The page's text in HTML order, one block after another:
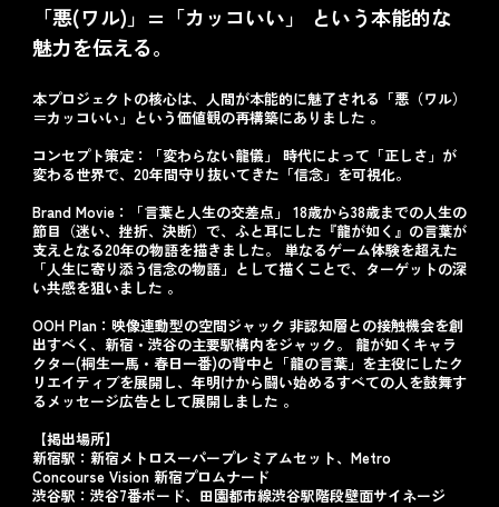
「悪(ワル)」=「カッコいい」 という本能的な
魅力を伝える。
本プロジェクトの核心は、人間が本能的に魅了される「悪（ワル）
＝カッコいい」という価値観の再構築にありました 。
コンセプト策定：「変わらない龍儀」 時代によって「正しさ」が
変わる世界で、20年間守り抜いてきた「信念」を可視化。
Brand Movie：「言葉と人生の交差点」 18歳から38歳までの人生の
節目（迷い、挫折、決断）で、ふと耳にした『龍が如く』の言葉が
支えとなる20年の物語を描きました。 単なるゲーム体験を超えた
「人生に寄り添う信念の物語」として描くことで、ターゲットの深
い共感を狙いました 。
OOH Plan：映像連動型の空間ジャック 非認知層との接触機会を創
出すべく、新宿・渋谷の主要駅構内をジャック。 龍が如くキャラ
クター(桐生一馬・春日一番)の背中と「龍の言葉」を主役にしたク
リエイティブを展開し、年明けから闘い始めるすべての人を鼓舞す
るメッセージ広告として展開しました 。
【掲出場所】
新宿駅：新宿メトロスーパープレミアムセット、Metro
Concourse Vision 新宿プロムナード
渋谷駅：渋谷7番ボード、田園都市線渋谷駅階段壁面サイネージ